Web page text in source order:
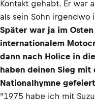
Kontakt gehabt. Er war
als sein Sohn irgendwo
Später war ja im
internationalem
dann nach Holice in
haben deinen Sieg mit
Nationalhymne
"1975 habe ich mit